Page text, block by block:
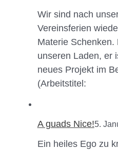
Wir sind nach
Vereinsferien
Materie Schenken.
unseren Laden, er
neues Projekt im
(Arbeitstitel:
A guads Nice!5.
Ein heiles Ego zu